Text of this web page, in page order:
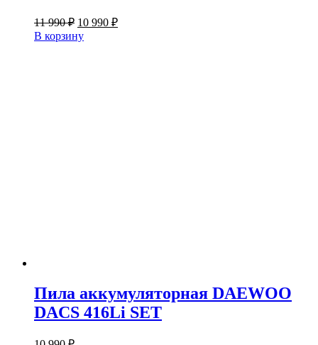
11 990₽ Первоначальная
цена
составляла
10 990 ₽Текущая
В корзину
Пила аккумуляторная DAEWOO
DACS 416Li SET